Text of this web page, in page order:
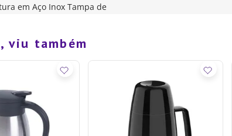
em Aço Inox Tampa de
viu também